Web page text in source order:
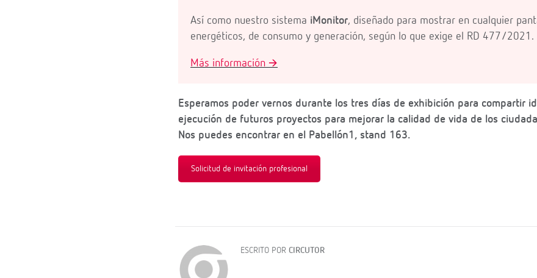
Así como nuestro sistema iMonitor, diseñado para mostrar en cualquier
energéticos, de consumo y generación, según lo que exige el RD 477/2021.
Más información 🡪
Esperamos poder vernos durante los tres días de exhibición para compartir
ejecución de futuros proyectos para mejorar la calidad de vida de los
Nos puedes encontrar en el Pabellón1, stand 163.
Solicitud de invitación profesional
ESCRITO PORCIRCUTOR